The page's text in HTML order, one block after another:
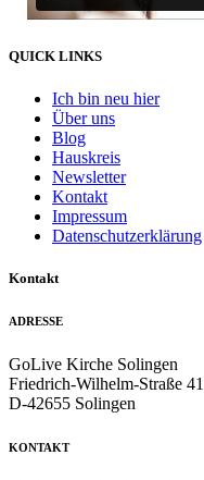
QUICK LINKS
Ich bin neu hier
Über uns
Blog
Hauskreis
Newsletter
Kontakt
Impressum
Datenschutzerklärung
Kontakt
ADRESSE
GoLive Kirche Solingen
Friedrich-Wilhelm-Straße 41
D-42655 Solingen
KONTAKT